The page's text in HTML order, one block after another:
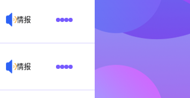
情报
情报